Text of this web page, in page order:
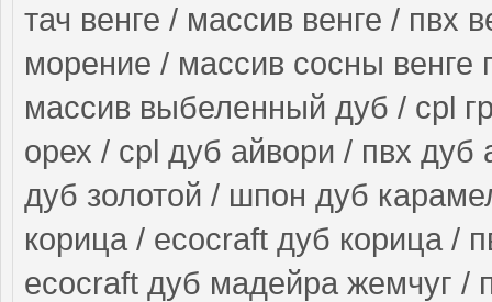
тач венге / массив венге / пвх
морение / массив сосны венге
массив выбеленный дуб / cpl
орех / cpl дуб айвори / пвх
дуб золотой / шпон дуб
корица / ecocraft дуб корица /
ecocraft дуб мадейра жемчуг /